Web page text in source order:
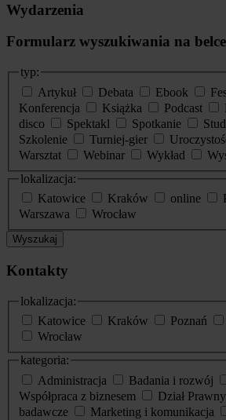
Wydarzenia
Formularz wyszukiwania na
typ:
Artykuł
Debata Ebook
Konferencja
Książka Podcast
disco
Spektakl Spotkanie
Szkolenie
Turniej-gier
Warsztat
Webinar Wykład
lokalizacja:
Katowice
Kraków online
Warszawa
Wrocław
Wyszukaj
Kontakty
lokalizacja:
Katowice
Kraków Poznań
Wrocław
kategoria:
Administracja
Badania i rozwój
Współpraca z biznesem
Dział Prawny
badawcze
Marketing i komunikacja